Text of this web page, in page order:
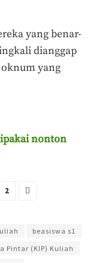
yang benar-
dianggap
oknum yang
nonton
2
beasiswa s1
Pintar (KIP) Kuliah